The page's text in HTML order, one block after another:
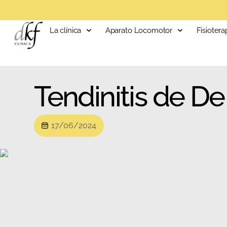
La clínica Aparato Locomotor
Tendinitis de
17/06/2024